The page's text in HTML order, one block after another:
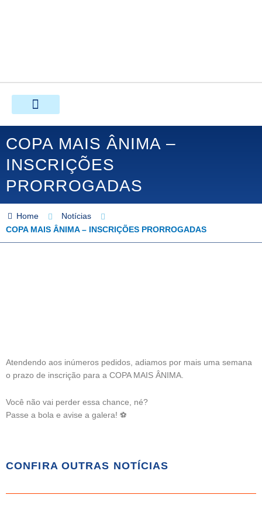
COPA MAIS ÂNIMA –
INSCRIÇÕES
PRORROGADAS
Home
Notícias
COPA MAIS ÂNIMA – INSCRIÇÕES PRORROGADAS
Atendendo aos inúmeros pedidos, adiamos por mais uma semana
o prazo de inscrição para a COPA MAIS ÂNIMA.
Você não vai perder essa chance, né?
Passe a bola e avise a galera! ⚽️
CONFIRA OUTRAS NOTÍCIAS